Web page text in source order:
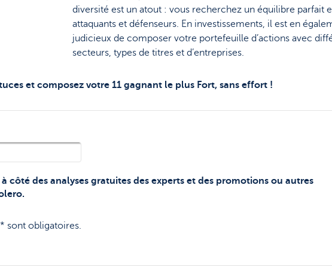
diversité est un atout : vous recherchez un équilibre parfait
attaquants et défenseurs. En investissements, il est en
judicieux de composer votre portefeuille d’actions avec
secteurs, types de titres et d’entreprises.
et composez votre 11 gagnant le plus Fort, sans effort !
à côté des analyses gratuites des experts et des promotions ou autres
sont obligatoires.